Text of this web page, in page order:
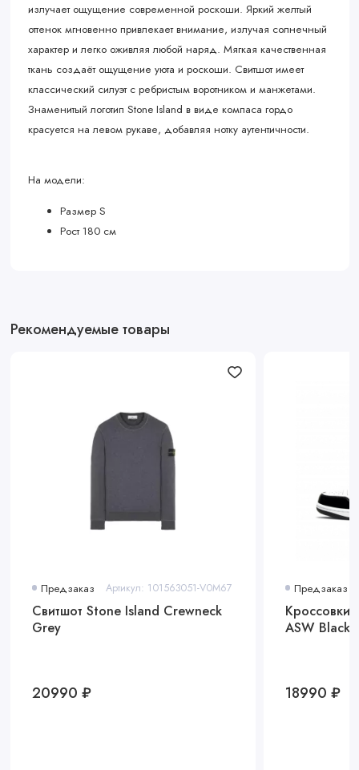
излучает ощущение современной роскоши. Яркий желтый
оттенок мгновенно привлекает внимание, излучая солнечный
характер и легко оживляя любой наряд. Мягкая качественная
ткань создаёт ощущение уюта и роскоши. Свитшот имеет
классический силуэт с ребристым воротником и манжетами.
Знаменитый логотип Stone Island в виде компаса гордо
красуется на левом рукаве, добавляя нотку аутентичности.
На модели:
Размер S
Рост 180 см
Рекомендуемые товары
Предзаказ Артикул: 101563051-V0M67
Свитшот Stone Island Crewneck
Grey
20990 ₽
Предзаказ
Кроссовки
ASW Black
18990 ₽